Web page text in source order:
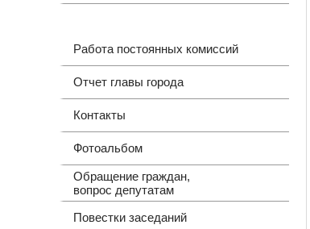
Работа постоянных комиссий
Отчет главы города
Контакты
Фотоальбом
Обращение граждан,
вопрос депутатам
Повестки заседаний